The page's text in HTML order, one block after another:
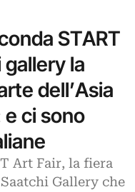
START
la
dell’Asia
ci sono
Art Fair, la fiera
Gallery che